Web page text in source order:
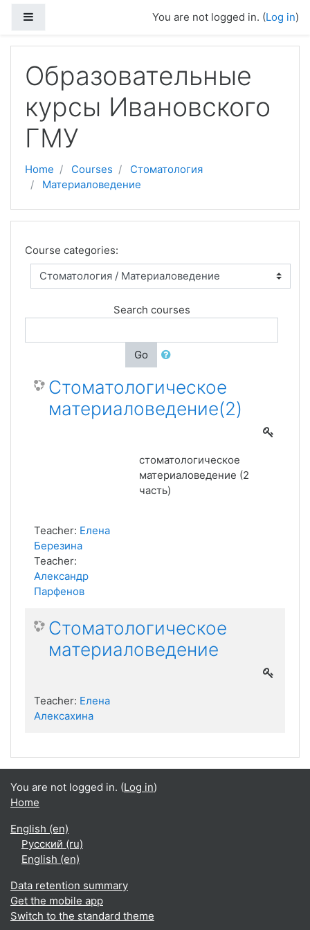
You are not logged in. (Log in)
Образовательные
курсы Ивановского
ГМУ
Home Courses
Стоматология
Материаловедение
Course categories:
Search courses
Go
Стоматологическое
материаловедение(2)
стоматологическое
материаловедение (2
часть)
Teacher: Елена
Березина
Teacher:
Александр
Парфенов
Стоматологическое
материаловедение
Teacher: Елена
Алексахина
You are not logged in. (Log in)
Home
English ‎(en)‎
Русский ‎(ru)‎
English ‎(en)‎
Data retention summary
Get the mobile app
Switch to the standard theme